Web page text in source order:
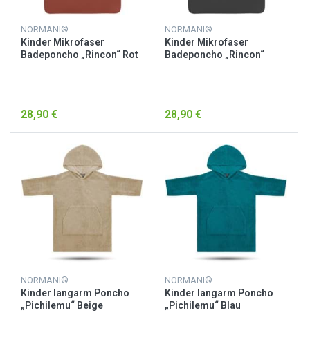
NORMANI®
Kinder Mikrofaser
Badeponcho „Rincon“ Rot
28,90 €
NORMANI®
Kinder Mikrofaser
Badeponcho „Rincon“
28,90 €
NORMANI®
Kinder langarm Poncho
„Pichilemu“ Beige
NORMANI®
Kinder langarm Poncho
„Pichilemu“ Blau